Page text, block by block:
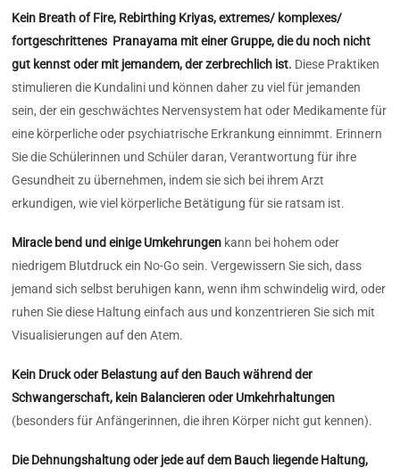
Kein Breath of Fire, Rebirthing Kriyas, extremes/ komplexes/
fortgeschrittenes Pranayama mit einer Gruppe, die du noch nicht
gut kennst oder mit jemandem, der zerbrechlich ist. Diese Praktiken
stimulieren die Kundalini und können daher zu viel für jemanden
sein, der ein geschwächtes Nervensystem hat oder Medikamente für
eine körperliche oder psychiatrische Erkrankung einnimmt. Erinnern
Sie die Schülerinnen und Schüler daran, Verantwortung für ihre
Gesundheit zu übernehmen, indem sie sich bei ihrem Arzt
erkundigen, wie viel körperliche Betätigung für sie ratsam ist.
Miracle bend und einige Umkehrungen kann bei hohem oder
niedrigem Blutdruck ein No-Go sein. Vergewissern Sie sich, dass
jemand sich selbst beruhigen kann, wenn ihm schwindelig wird, oder
ruhen Sie diese Haltung einfach aus und konzentrieren Sie sich mit
Visualisierungen auf den Atem.
Kein Druck oder Belastung auf den Bauch während der
Schwangerschaft, kein Balancieren oder Umkehrhaltungen
(besonders für Anfängerinnen, die ihren Körper nicht gut kennen).
Die Dehnungshaltung oder jede auf dem Bauch liegende Haltung,